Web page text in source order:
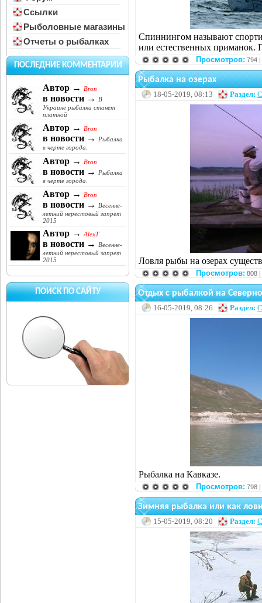
Ссылки
Рыболовные магазины
Отчеты о рыбалках
ПОСЛЕДНИЕ КОММЕНТАРИИ
Автор → Bron
в новости →
В
Украине рыбалка станет
платной
Автор → Bron
в новости →
Рыбалка
в черте города.
Автор → Bron
в новости →
Рыбалка
в черте города.
Автор → Bron
в новости →
Весенне-
летний нерестовый запрет
2015
Автор → AlexT
в новости →
Весенне-
летний нерестовый запрет
2015
ПОИСК ПО САЙТУ
Спиннингом называют
или естественных приманок.
Просмотров: 794 |
Рыбалка на озерах
18-05-2019, 08:13 Раздел:
Ловля рыбы на озерах
Просмотров: 808 |
Отдых с рыбалкой на
16-05-2019, 08:26 Раздел:
Рыбалка на Кавказе.
Просмотров: 798 |
Зимняя рыбалка или как
15-05-2019, 08:20 Раздел: